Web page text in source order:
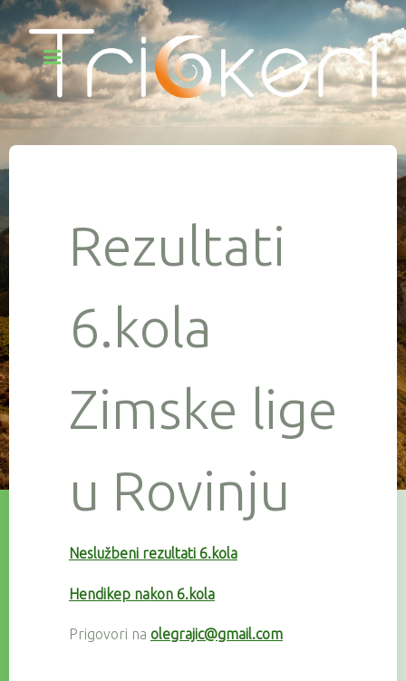
Rezultati
6.kola
Zimske lige
u Rovinju
Neslužbeni rezultati 6.kola
Hendikep nakon 6.kola
Prigovori na olegrajic@gmail.com